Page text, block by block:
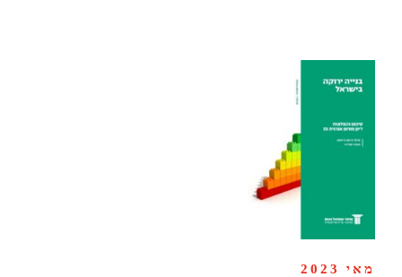
מאי 2023